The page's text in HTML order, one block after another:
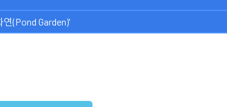
(Pond Garden)'